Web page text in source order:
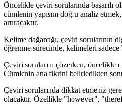
Öncelikle çeviri sorularında başarılı
cümlenin yapısını doğru analiz
artıracaktır.
Kelime dağarcığı, çeviri sorularının
öğrenme sürecinde, kelimeleri
Çeviri sorularını çözerken, öncelikle
Cümlenin ana fikrini belirledikten
Çeviri sorularında dikkat etmeniz
olacaktır. Özellikle "however",